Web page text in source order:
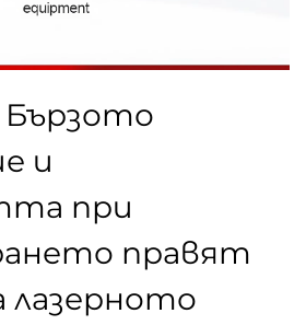
и
при
правят
лазерното